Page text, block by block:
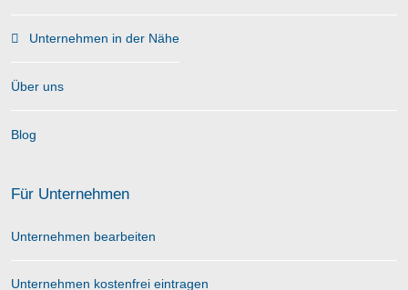
Unternehmen in der Nähe
Über uns
Blog
Für Unternehmen
Unternehmen bearbeiten
Unternehmen kostenfrei eintragen